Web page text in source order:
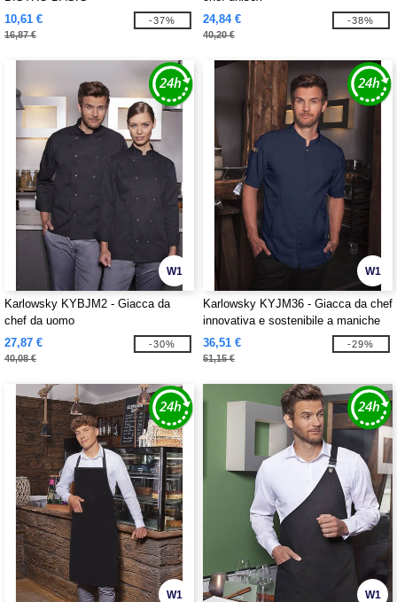
10,61 €
16,87 €
-37%
24,84 €
40,20 €
-38%
W1
Karlowsky KYBJM2 - Giacca da
chef da uomo
27,87 €
40,08 €
-30%
W1
Karlowsky KYJM36 - Giacca da chef
innovativa e sostenibile a maniche
corte
36,51 €
51,15 €
-29%
W1 W1